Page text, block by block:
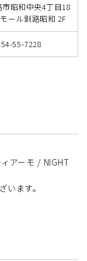
昭和中央4丁目18
ール釧路昭和 2F
55-7228
アーモ / NIGHT
ます。